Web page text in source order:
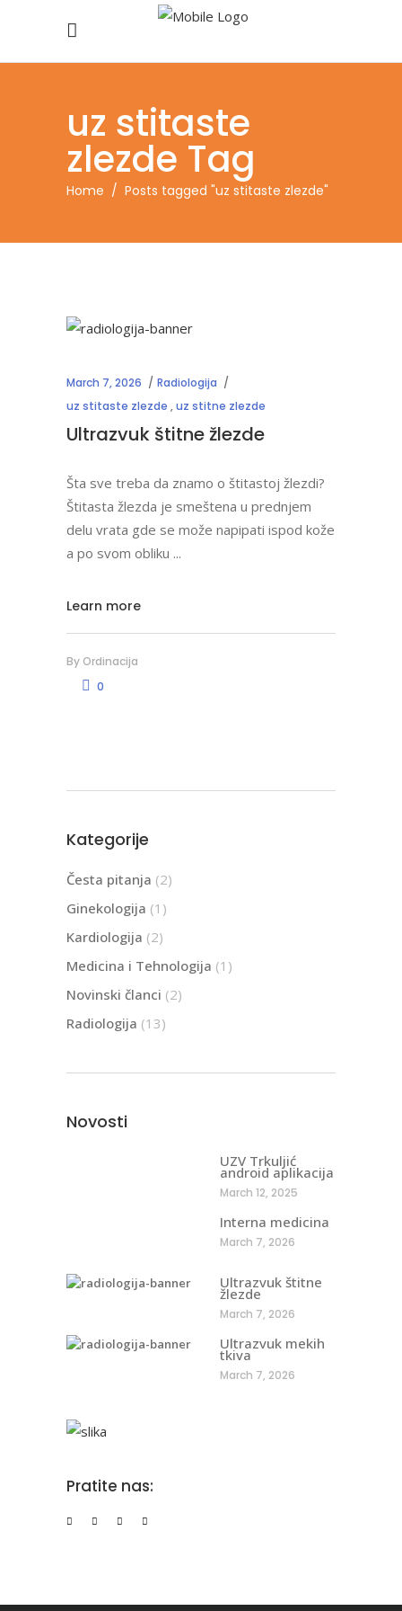
uz stitaste
zlezde Tag
Home / Posts tagged "uz stitaste zlezde"
March 7, 2026
Radiologija
uz stitaste zlezde ,uz stitne zlezde
Ultrazvuk štitne žlezde
Šta sve treba da znamo o štitastoj žlezdi?
Štitasta žlezda je smeštena u prednjem
delu vrata gde se može napipati ispod kože
a po svom obliku
Learn more
By Ordinacija
0
Kategorije
Česta pitanja (2)
Ginekologija (1)
Kardiologija (2)
Medicina i Tehnologija (1)
Novinski članci (2)
Radiologija (13)
Novosti
UZV Trkuljić
android aplikacija
March 12, 2025
Interna medicina
March 7, 2026
Ultrazvuk štitne
žlezde
March 7, 2026
Ultrazvuk mekih
tkiva
March 7, 2026
Pratite nas: